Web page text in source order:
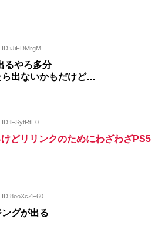
ID:iJiFDMrgM
るやろ多分
ら出ないかもだけど…
ID:lFSytRtE0
どリリンクのためにわざわざPS5
ID:8ooXcZF60
グが出る